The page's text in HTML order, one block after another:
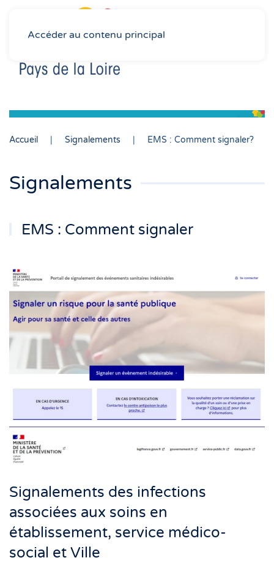
Accéder au contenu principal
Accueil Signalements EMS : Comment signaler?
Signalements
EMS : Comment signaler
Signalements des infections
associées aux soins en
établissement, service médico-
social et Ville